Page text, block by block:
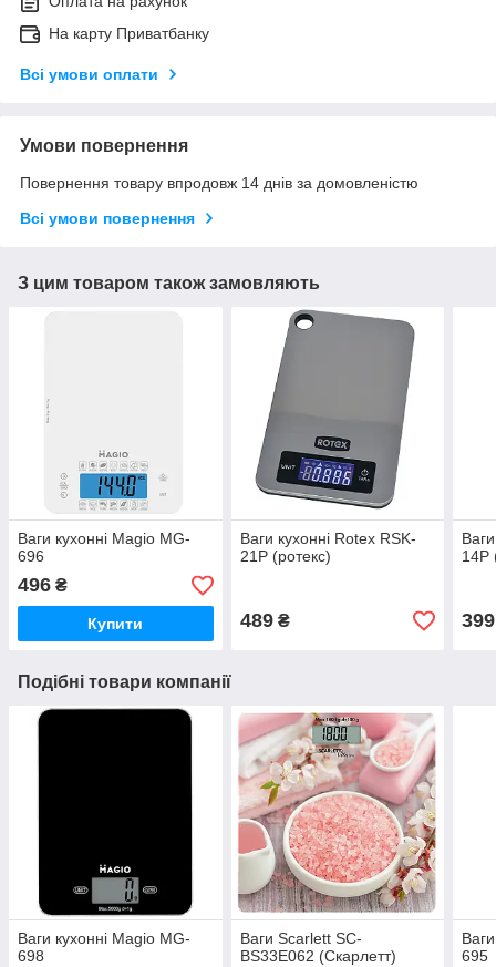
На карту Приватбанку
Всі умови оплати
Умови повернення
Повернення товару впродовж 14 днів за домовленістю
Всі умови повернення
З цим товаром також замовляють
Ваги кухонні Magio MG-
696
496 ₴
Купити
Ваги кухонні Rotex RSK-
21P (ротекс)
489₴
14P
399
Подібні товари компанії
Ваги кухонні Magio MG-
698
Ваги Scarlett SC-
BS33E062 (Скарлетт)
695